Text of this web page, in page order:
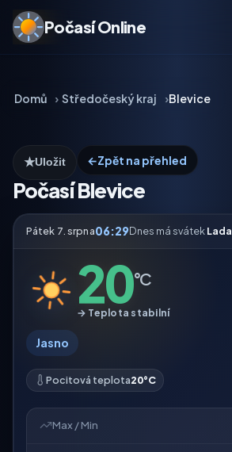
Počasí Online
Domů Středočeský kraj Blevice
←Zpět na přehled
Počasí Blevice
★Uložit
Pátek 7. srpna06:29Dnes má svátekLada
20°C
→ Teplota stabilní
Jasno
Pocitová teplota20°C
Max / Min